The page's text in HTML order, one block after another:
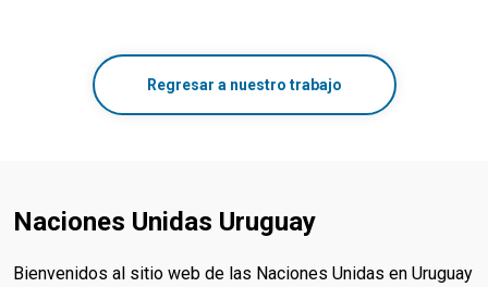
Regresar a nuestro trabajo
Naciones Unidas Uruguay
Bienvenidos al sitio web de las Naciones Unidas en Uruguay